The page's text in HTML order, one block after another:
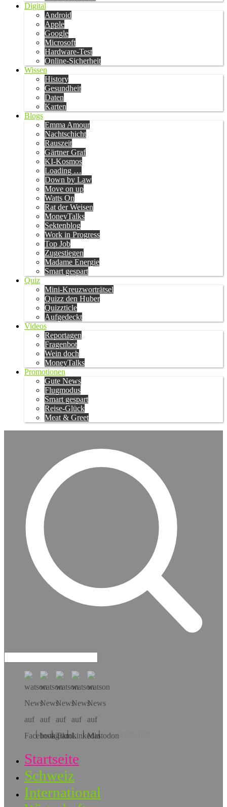
Digital
Android
Apple
Google
Microsoft
Hardware-Test
Online-Sicherheit
Wissen
History
Gesundheit
Daten
Karten
Blogs
Emma Amour
Nachtschicht
Rauszeit
Gärtner Graf
KI-Kosmos
Loading …
Down by Law
Move on up
Watts On
Rat der Weisen
MoneyTalks
Sektenblog
Work in Progress
Top Job
Zugestiegen
Madame Energie
Smart gespart
Quiz
Mini-Kreuzworträtsel
Quizz den Huber
Quizzticle
Aufgedeckt
Videos
Reportagen
Fragenbot
Wein doch
MoneyTalks
Promotionen
Gute News
Flugmodus
Smart gespart
Reise-Glück
Meat & Greet
Hol dir die App!
Startseite
Schweiz
International